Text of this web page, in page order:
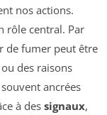
nos actions.
rôle central. Par
de fumer peut être
des raisons
ancrées
à des signaux,